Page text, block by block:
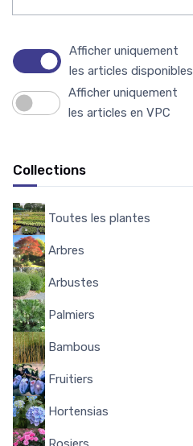
Afficher uniquement
les articles disponibles
Afficher uniquement
les articles en VPC
Collections
Toutes les plantes
Arbres
Arbustes
Palmiers
Bambous
Fruitiers
Hortensias